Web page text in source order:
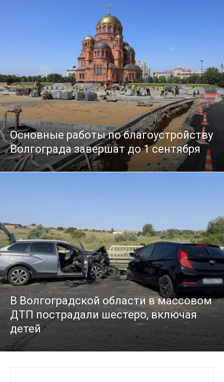
Основные работы по благоустройству
Волгограда завершат до 1 сентября
В Волгоградской области в массовом
ДТП пострадали шестеро, включая
детей